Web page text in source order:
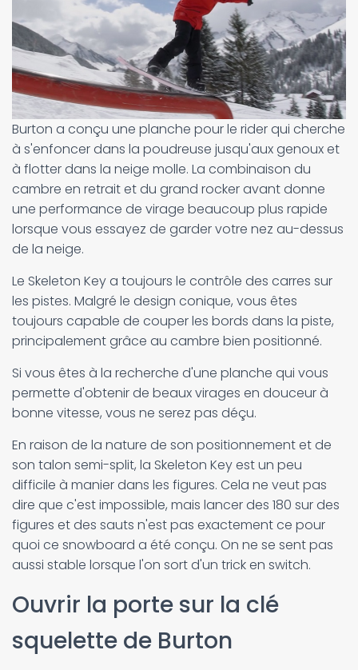
Burton a conçu une planche pour le rider qui cherche
à s'enfoncer dans la poudreuse jusqu'aux genoux et
à flotter dans la neige molle. La combinaison du
cambre en retrait et du grand rocker avant donne
une performance de virage beaucoup plus rapide
lorsque vous essayez de garder votre nez au-dessus
de la neige.
Le Skeleton Key a toujours le contrôle des carres sur
les pistes. Malgré le design conique, vous êtes
toujours capable de couper les bords dans la piste,
principalement grâce au cambre bien positionné.
Si vous êtes à la recherche d'une planche qui vous
permette d'obtenir de beaux virages en douceur à
bonne vitesse, vous ne serez pas déçu.
En raison de la nature de son positionnement et de
son talon semi-split, la Skeleton Key est un peu
difficile à manier dans les figures. Cela ne veut pas
dire que c'est impossible, mais lancer des 180 sur des
figures et des sauts n'est pas exactement ce pour
quoi ce snowboard a été conçu. On ne se sent pas
aussi stable lorsque l'on sort d'un trick en switch.
Ouvrir la porte sur la clé
squelette de Burton